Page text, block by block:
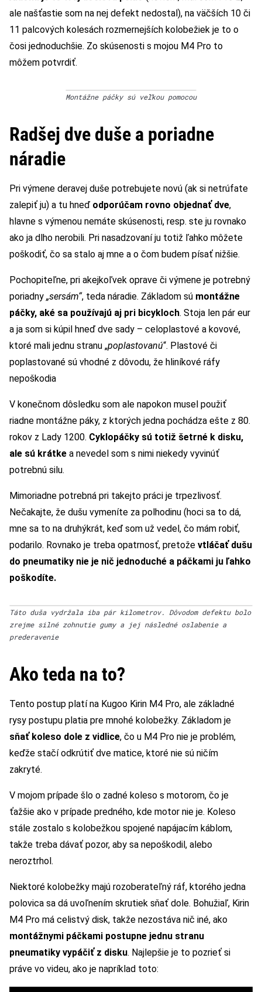
ale našťastie som na nej defekt nedostal), na väčších 10 či
11 palcových kolesách rozmernejších kolobežiek je to o
čosi jednoduchšie. Zo skúsenosti s mojou M4 Pro to
môžem potvrdiť.
Montážne páčky sú veľkou pomocou
Radšej dve duše a poriadne
náradie
Pri výmene deravej duše potrebujete novú (ak si netrúfate
zalepiť ju) a tu hneď odporúčam rovno objednať dve,
hlavne s výmenou nemáte skúsenosti, resp. ste ju rovnako
ako ja dlho nerobili. Pri nasadzovaní ju totiž ľahko môžete
poškodiť, čo sa stalo aj mne a o čom budem písať nižšie.
Pochopiteľne, pri akejkoľvek oprave či výmene je potrebný
poriadny „sersám“, teda náradie. Základom sú montážne
páčky, aké sa používajú aj pri bicykloch. Stoja len pár eur
a ja som si kúpil hneď dve sady – celoplastové a kovové,
ktoré mali jednu stranu „poplastovanú“. Plastové či
poplastované sú vhodné z dôvodu, že hliníkové ráfy
nepoškodia
V konečnom dôsledku som ale napokon musel použiť
riadne montážne páky, z ktorých jedna pochádza ešte z 80.
rokov z Lady 1200. Cyklopáčky sú totiž šetrné k disku,
ale sú krátke a nevedel som s nimi niekedy vyvinúť
potrebnú silu.
Mimoriadne potrebná pri takejto práci je trpezlivosť.
Nečakajte, že dušu vymeníte za polhodinu (hoci sa to dá,
mne sa to na druhýkrát, keď som už vedel, čo mám robiť,
podarilo. Rovnako je treba opatrnosť, pretože vtláčať dušu
do pneumatiky nie je nič jednoduché a páčkami ju ľahko
poškodíte.
Táto duša vydržala iba pár kilometrov. Dôvodom defektu bolo
zrejme silné zohnutie gumy a jej následné oslabenie a
prederavenie
Ako teda na to?
Tento postup platí na Kugoo Kirin M4 Pro, ale základné
rysy postupu platia pre mnohé kolobežky. Základom je
sňať koleso dole z vidlice, čo u M4 Pro nie je problém,
keďže stačí odkrútiť dve matice, ktoré nie sú ničím
zakryté.
V mojom prípade šlo o zadné koleso s motorom, čo je
ťažšie ako v prípade predného, kde motor nie je. Koleso
stále zostalo s kolobežkou spojené napájacím káblom,
takže treba dávať pozor, aby sa nepoškodil, alebo
neroztrhol.
Niektoré kolobežky majú rozoberateľný ráf, ktorého jedna
polovica sa dá uvoľnením skrutiek sňať dole. Bohužiaľ, Kirin
M4 Pro má celistvý disk, takže nezostáva nič iné, ako
montážnymi páčkami postupne jednu stranu
pneumatiky vypáčiť z disku. Najlepšie je to pozrieť si
práve vo videu, ako je napríklad toto: